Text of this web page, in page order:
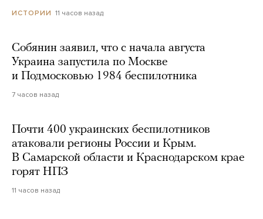
ИСТОРИИ 11 часов назад
Собянин заявил, что с начала августа
Украина запустила по Москве
и Подмосковью 1984 беспилотника
7 часов назад
Почти 400 украинских беспилотников
атаковали регионы России и Крым.
В Самарской области и Краснодарском крае
горят НПЗ
11 часов назад